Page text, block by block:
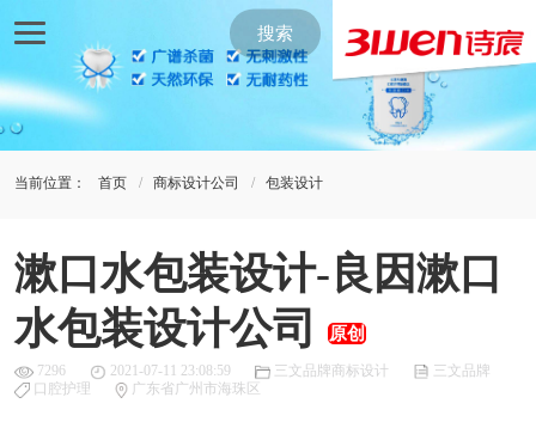
搜索
当前位置： 首页 商标设计公司 包装设计
漱口水包装设计-良因漱口
水包装设计公司
原创
7296 2021-07-11 23:08:59 三文品牌商标设计
三文品牌
口腔护理
广东省广州市海珠区